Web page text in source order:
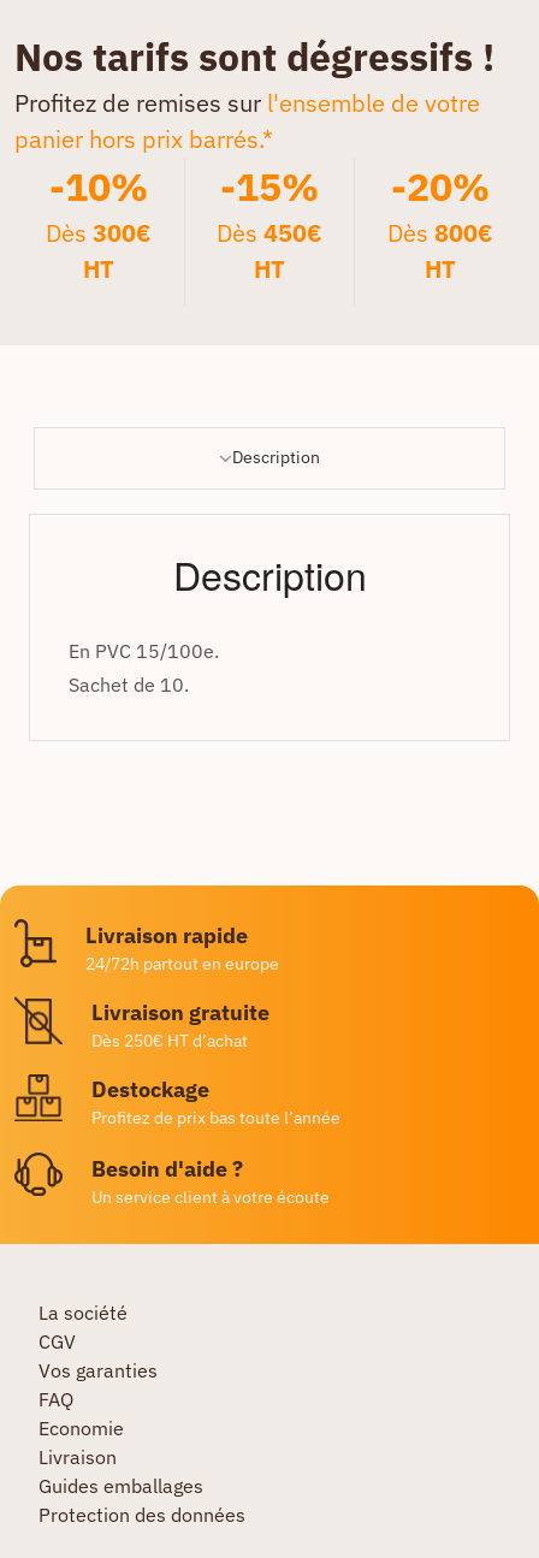
Nos tarifs sont dégressifs !
Profitez de remises sur l'ensemble de votre
panier hors prix barrés.*
-10%
Dès300€
HT
-15%
Dès 450€
HT
-20%
Dès 800€
HT
Description
Description
En PVC 15/100e.
Sachet de 10.
Livraison rapide
24/72h partout en europe
Livraison gratuite
Dès 250€ HT d’achat
Destockage
Profitez de prix bas toute l’année
Besoin d'aide ?
Un service client à votre écoute
La société
CGV
Vos garanties
FAQ
Economie
Livraison
Guides emballages
Protection des données